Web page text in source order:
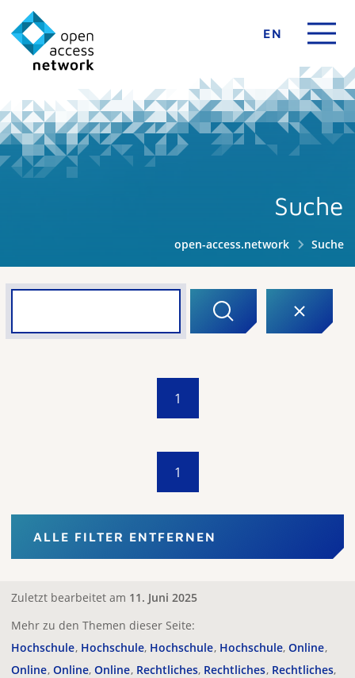
EN
Suche
open-access.network Suche
1
1
ALLE FILTER ENTFERNEN
Zuletzt bearbeitet am 11. Juni 2025
Mehr zu den Themen dieser Seite:
Hochschule Hochschule Hochschule Hochschule Online
Online Online Online Rechtliches Rechtliches Rechtliches